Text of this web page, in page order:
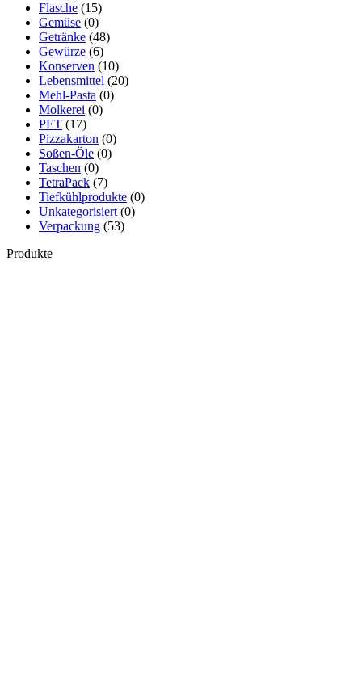
Flasche (15)
Gemüse (0)
Getränke (48)
Gewürze (6)
Konserven (10)
Lebensmittel (20)
Mehl-Pasta (0)
Molkerei (0)
PET (17)
Pizzakarton (0)
Soßen-Öle (0)
Taschen (0)
TetraPack (7)
Tiefkühlprodukte (0)
Unkategorisiert (0)
Verpackung (53)
Produkte